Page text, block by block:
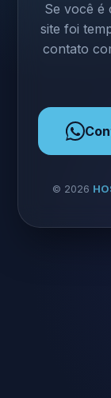
Se você é
site foi
contato
© 2026